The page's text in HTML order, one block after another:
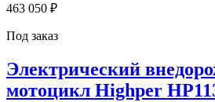
463 050 ₽
Под заказ
Электрический
мотоцикл Highper